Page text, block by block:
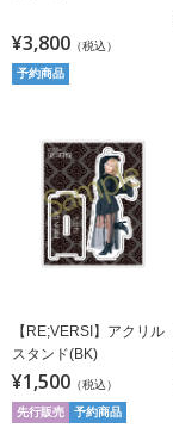
¥3,800 （税込）
予約商品
【RE;VERSI】アクリル
スタンド(BK)
¥1,500 （税込）
先行販売 予約商品